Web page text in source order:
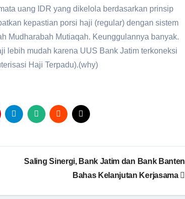
uang IDR yang dikelola berdasarkan prinsip
kepastian porsi haji (regular) dengan sistem
Mudharabah Mutiaqah. Keunggulannya banyak.
lebih mudah karena UUS Bank Jatim terkoneksi
Haji Terpadu).(why)
Saling Sinergi, Bank Jatim dan Bank Banten
Bahas Kelanjutan Kerjasama